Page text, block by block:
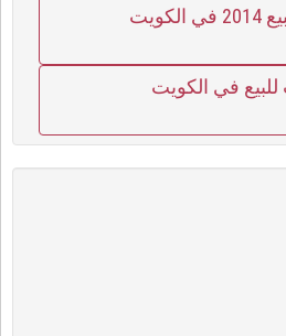
في الكويت